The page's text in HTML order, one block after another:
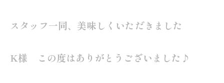
スタッフ一同、美味しくいただきました
K様 この度はありがとうございました♪